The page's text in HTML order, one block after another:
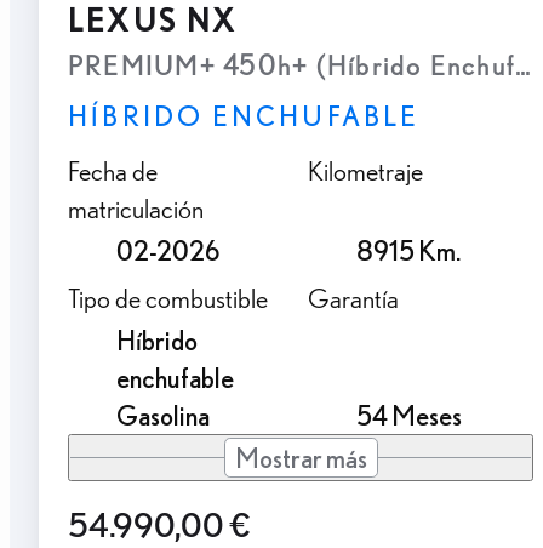
LEXUS NX
PREMIUM+ 450h+ (Híbrido
HÍBRIDO ENCHUFABLE
Fecha de
matriculación
02-2026
Kilometraje
8915 Km.
Tipo de combustible
Híbrido
enchufable
Gasolina
Garantía
54 Meses
Mostrar más
54.990,00 €